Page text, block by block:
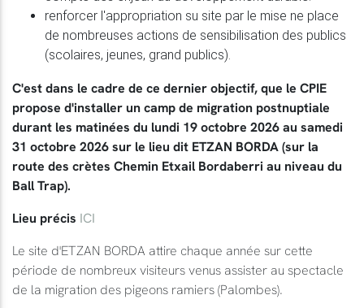
renforcer l'appropriation su site par le mise ne place
de nombreuses actions de sensibilisation des publics
(scolaires, jeunes, grand publics).
C'est dans le cadre de ce dernier objectif, que le CPIE
propose d'installer un camp de migration postnuptiale
durant les matinées du lundi 19 octobre 2026 au samedi
31 octobre 2026 sur le lieu dit ETZAN BORDA (sur la
route des crètes Chemin Etxail Bordaberri au niveau du
Ball Trap).
Lieu précis ICI
Le site d'ETZAN BORDA attire chaque année sur cette
période de nombreux visiteurs venus assister au spectacle
de la migration des pigeons ramiers (Palombes).